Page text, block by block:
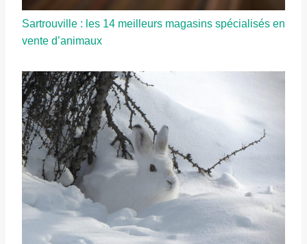
Sartrouville : les 14 meilleurs magasins spécialisés en
vente d’animaux